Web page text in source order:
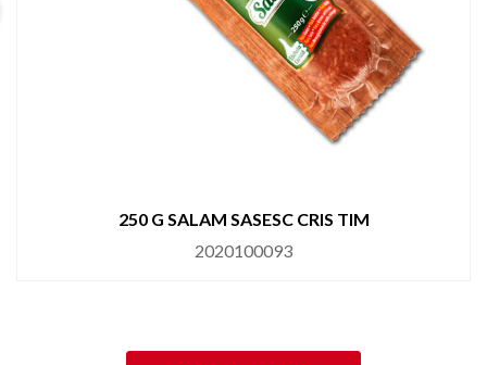
900 G MICI PORC SI VITA EXTRA CRIS TIM
2020400081